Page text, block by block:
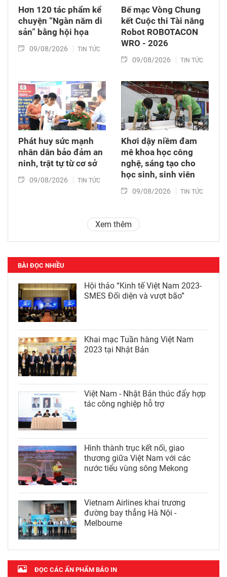
Hơn 120 tác phẩm kể
chuyện “Ngàn năm di
sản” bằng hội họa
09/08/2026 TIN TỨC
Bế mạc Vòng Chung
kết Cuộc thi Tài năng
Robot ROBOTACON
WRO - 2026
09/08/2026 TIN TỨC
Phát huy sức mạnh
nhân dân bảo đảm an
ninh, trật tự từ cơ sở
09/08/2026 TIN TỨC
Khơi dậy niềm đam
mê khoa học công
nghệ, sáng tạo cho
học sinh, sinh viên
09/08/2026 TIN TỨC
Xem thêm
BÀI ĐỌC NHIỀU
Hội thảo “Kinh tế Việt Nam 2023-
SMES Đối diện và vượt bão”
Khai mạc Tuần hàng Việt Nam
2023 tại Nhật Bản
Việt Nam - Nhật Bản thúc đẩy hợp
tác công nghiệp hỗ trợ
Hình thành trục kết nối, giao
thương giữa Việt Nam với các
nước tiểu vùng sông Mekong
Vietnam Airlines khai trương
đường bay thẳng Hà Nội -
Melbourne
ĐỌC CÁC ẤN PHẨM BÁO IN